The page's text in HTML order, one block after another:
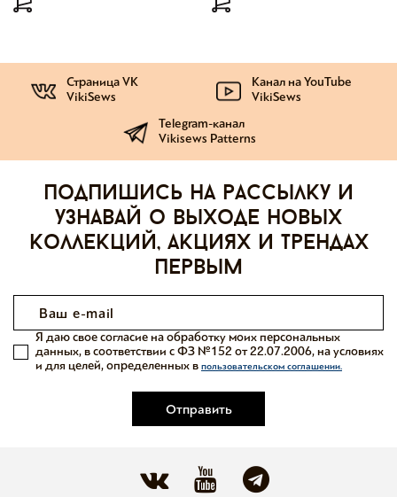
Страница VK
VikiSews
Канал на YouTube
VikiSews
Telegram-канал
Vikisews Patterns
Подпишись на рассылку и
узнавай о выходе новых
коллекций, акциях и трендах
первым
Отправить
Я даю свое согласие на обработку моих персональных
данных, в соответствии с ФЗ №152 от 22.07.2006, на условиях
и для целей, определенных в пользовательском соглашении.